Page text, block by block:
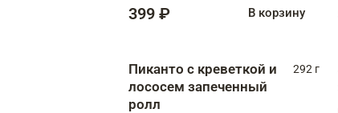
399 ₽ В корзину
Пиканто с креветкой и
лососем запеченный
ролл
292 г